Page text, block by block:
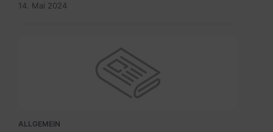
14. Mai 2024
ALLGEMEIN